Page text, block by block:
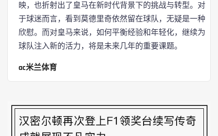
映，也折射出了皇马在新时代背景下的挑战与转型。对
于球迷而言，看到莫德里奇依然留在球队，无疑是一种
欣慰。而对皇马来说，如何平衡经验和年轻化，继续为
球队注入新的活力，将是未来几年的重要课题。
ac米兰体育